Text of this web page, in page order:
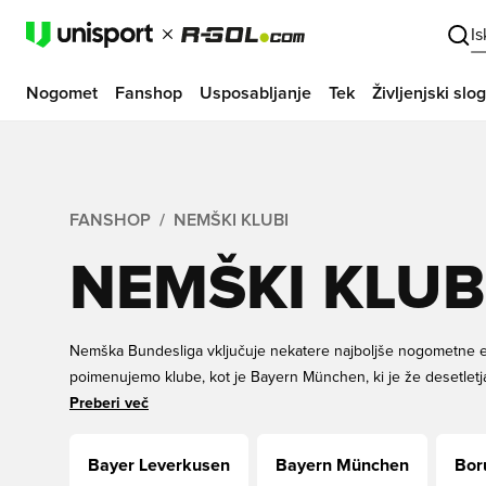
Nogomet Fanshop Usposabljanje Tek Življenjski slog
FANSHOP NEMŠKI KLUBI
NEMŠKI KLUBI
Nemška Bundesliga vključuje nekatere najboljše nogometne
poimenujemo klube, kot je Bayern München, ki je že
je ustvarjalni in ofenzivni nogomet dvignil na novo raven.
UnisportStore.com, ponudimo široko paleto različnih
Preberi več
Bayer Leverkusen Bayern München